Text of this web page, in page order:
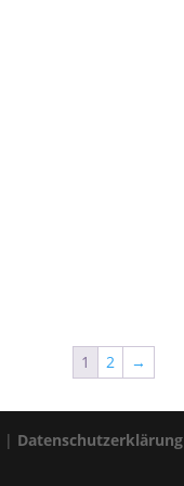
1 2 →
| Datenschutzerklärung